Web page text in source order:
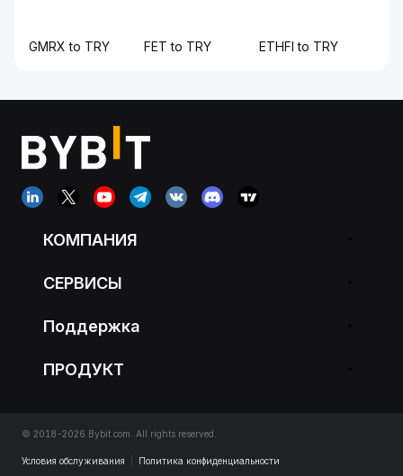
GMRX to TRY FET to TRY ETHFI to TRY
КОМПАНИЯ
СЕРВИСЫ
Поддержка
ПРОДУКТ
© 2018-2026 Bybit.com. All rights reserved.
Условия обслуживания Политика конфиденциальности